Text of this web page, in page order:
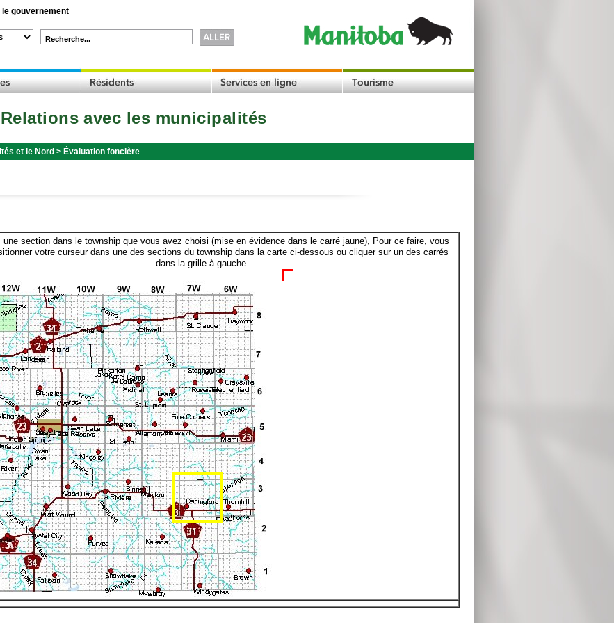
gouvernement
Recherche...
Relations avec les municipalités
et le Nord > Évaluation foncière
une section dans le township que vous avez choisi (mise en évidence dans le carré jaune), Pour ce faire, vous
votre curseur dans une des sections du township dans la carte ci-dessous ou cliquer sur un des carrés
dans la grille à gauche.